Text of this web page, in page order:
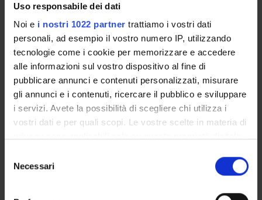
Uso responsabile dei dati
Noi e i nostri 1022 partner trattiamo i vostri dati
personali, ad esempio il vostro numero IP, utilizzando
tecnologie come i cookie per memorizzare e accedere
alle informazioni sul vostro dispositivo al fine di
pubblicare annunci e contenuti personalizzati, misurare
gli annunci e i contenuti, ricercare il pubblico e sviluppare
i servizi. Avete la possibilità di scegliere chi utilizza i
vostri dati e per quali scopi. Le vostre scelte in materia di
modificare o revocare il proprio consenso in qualsiasi
momento dalla Dichiarazione sui cookie o facendo clic
delNecessari
Insegnamenti
Calendario didattico
Orario lezioni
Piani didattici
Calendario esami
Bacheca avvisi
Proposte tesi e stage
Organi collegiali e di governo
OFFERTA FORMATIVA